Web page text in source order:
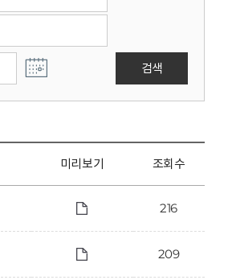
검색
미리보기 조회수
216
209